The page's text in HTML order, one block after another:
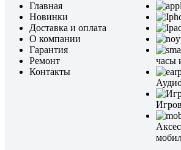
Главная
Новинки
Доставка и оплата
О компании
Гарантия
Ремонт
Контакты
часы